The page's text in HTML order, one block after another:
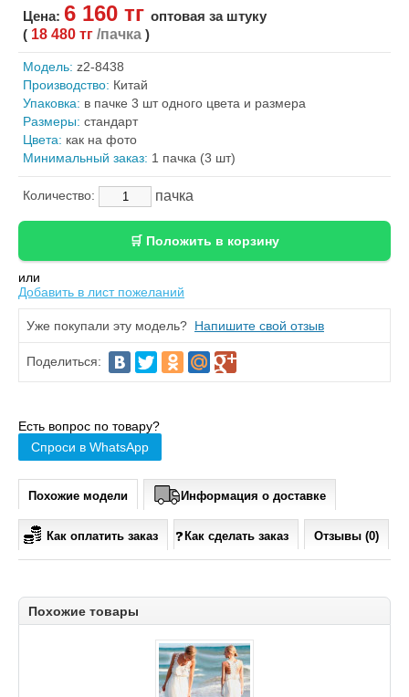
Цена: 6 160 тг оптовая за штуку
( 18 480 тг /пачка )
Модель: z2-8438
Производство: Китай
Упаковка: в пачке 3 шт одного цвета и размера
Размеры: стандарт
Цвета: как на фото
Минимальный заказ: 1 пачка (3 шт)
Количество: пачка
или
Добавить в лист пожеланий
Уже покупали эту модель? Напишите свой отзыв
Поделиться:
Есть вопрос по товару?
Спроси в WhatsApp
Похожие модели Информация о доставке
Как оплатить заказ Как сделать заказ Отзывы (0)
Похожие товары